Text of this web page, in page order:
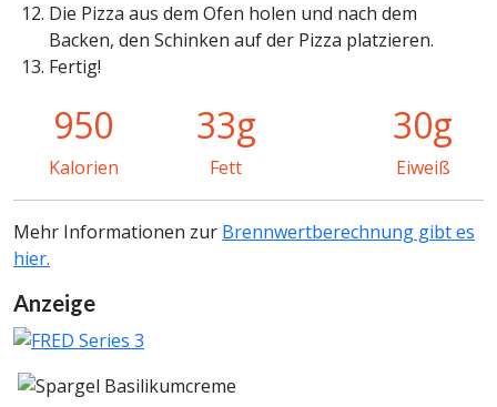
Die Pizza aus dem Ofen holen und nach dem
Backen, den Schinken auf der Pizza platzieren.
Fertig!
950 33g 30g
Kalorien Fett Eiweiß
Mehr Informationen zur Brennwertberechnung gibt es
hier.
Anzeige